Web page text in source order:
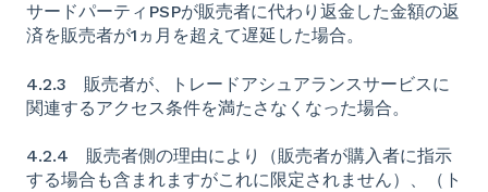
サードパーティPSPが販売者に代わり返金した金額の返
済を販売者が1ヵ月を超えて遅延した場合。
4.2.3 販売者が、トレードアシュアランスサービスに
関連するアクセス条件を満たさなくなった場合。
4.2.4 販売者側の理由により（販売者が購入者に指示
する場合も含まれますがこれに限定されません）、（ト